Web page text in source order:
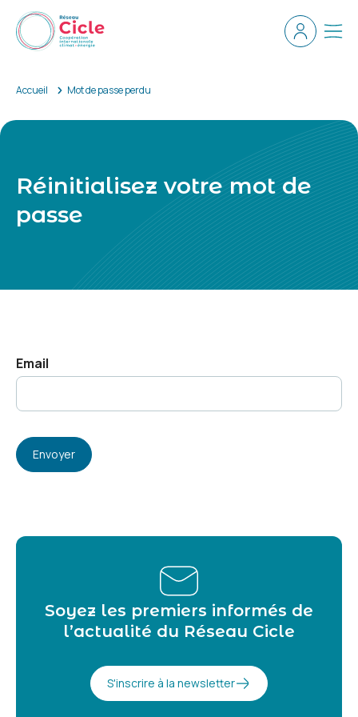
Aller au contenu principal
Espace
Accueil Mot de passe perdu
Réinitialisez votre mot de
passe
Email
Envoyer
Soyez les premiers informés de
l’actualité du Réseau Cicle
S'inscrire à la newsletter